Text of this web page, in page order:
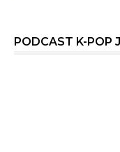
PODCAST K-POP